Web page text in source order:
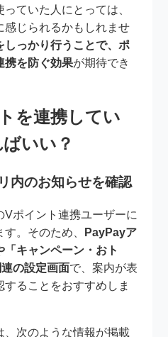
ていた人にとっては、
感じられるかもしれませ
しっかり行うことで、ポ
携を防ぐ効果が期待でき
を連携してい
いい？
内のお知らせを確認
ポイント連携ユーザーに
。そのため、
PayPayア
キャンペーン・おト
の設定画面で、案内が表
ることをおすすめしま
、次のような情報が掲載